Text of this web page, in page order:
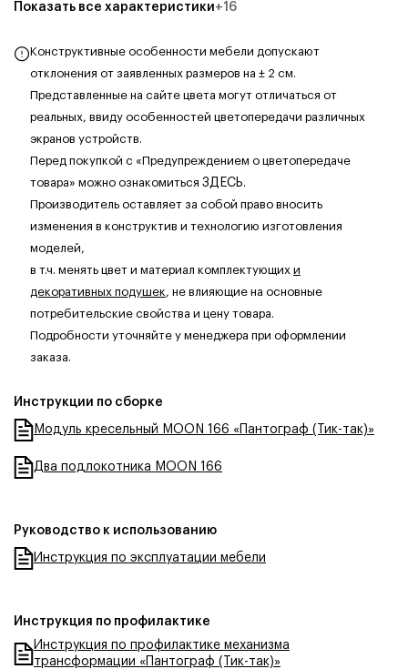
Показать все характеристики+16
Конструктивные особенности мебели допускают
отклонения от заявленных размеров на ± 2 см.
Представленные на сайте цвета могут отличаться от
реальных, ввиду особенностей цветопередачи различных
экранов устройств.
Перед покупкой с «Предупреждением о цветопередаче
товара» можно ознакомиться ЗДЕСЬ.
Производитель оставляет за собой право вносить
изменения в конструктив и технологию изготовления
моделей,
в т.ч. менять цвет и материал комплектующих и
декоративных подушек, не влияющие на основные
потребительские свойства и цену товара.
Подробности уточняйте у менеджера при оформлении
заказа.
Инструкции по сборке
Модуль кресельный MOON 166 «Пантограф (Тик-так)»
Два подлокотника MOON 166
Руководство к использованию
Инструкция по эксплуатации мебели
Инструкция по профилактике
Инструкция по профилактике механизма
трансформации «Пантограф (Тик-так)»